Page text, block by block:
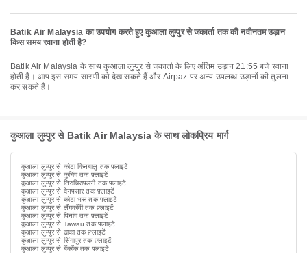
Batik Air Malaysia का उपयोग करते हुए कुआला लुम्पुर से जकार्ता तक की नवीनतम उड़ान
किस समय रवाना होती है?
Batik Air Malaysia के साथ कुआला लुम्पुर से जकार्ता के लिए अंतिम उड़ान 21:55 बजे रवाना
होती है। आप इस समय-सारणी को देख सकते हैं और Airpaz पर अन्य उपलब्ध उड़ानों की तुलना
कर सकते हैं।
कुआला लुम्पुर से Batik Air Malaysia के साथ लोकप्रिय मार्ग
कुआला लुम्पुर से कोटा किनबालु तक फ़्लाइटें
कुआला लुम्पुर से कुचिंग तक फ़्लाइटें
कुआला लुम्पुर से तिरुचिरापल्ली तक फ़्लाइटें
कुआला लुम्पुर से देनपसार तक फ़्लाइटें
कुआला लुम्पुर से कोटा भरू तक फ़्लाइटें
कुआला लुम्पुर से लैंगकॉवी तक फ़्लाइटें
कुआला लुम्पुर से पिनांग तक फ़्लाइटें
कुआला लुम्पुर से Tawau तक फ़्लाइटें
कुआला लुम्पुर से ढाका तक फ़्लाइटें
कुआला लुम्पुर से सिंगापुर तक फ़्लाइटें
कुआला लुम्पुर से बैंकॉक तक फ़्लाइटें